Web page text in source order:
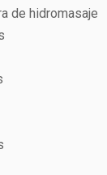
Para
de la zona
con la
verano, ofrece
Para todas las
El
unas vacaciones
de las
de hidromasaje